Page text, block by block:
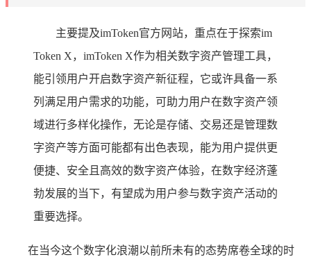
主要提及imToken官方网站，重点在于探索im
Token X，imToken X作为相关数字资产管理工具，
能引领用户开启数字资产新征程，它或许具备一系
列满足用户需求的功能，可助力用户在数字资产领
域进行多样化操作，无论是存储、交易还是管理数
字资产等方面可能都有出色表现，能为用户提供更
便捷、安全且高效的数字资产体验，在数字经济蓬
勃发展的当下，有望成为用户参与数字资产活动的
重要选择。
在当今这个数字化浪潮以前所未有的态势席卷全球的时